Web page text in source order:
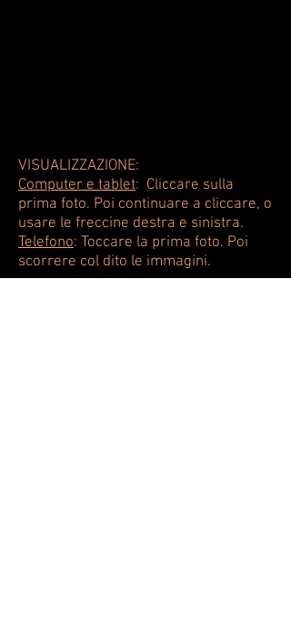
VISUALIZZAZIONE:
Computer e tablet: Cliccare sulla
prima foto. Poi continuare a cliccare, o
usare le freccine destra e sinistra.
Telefono: Toccare la prima foto. Poi
scorrere col dito le immagini.